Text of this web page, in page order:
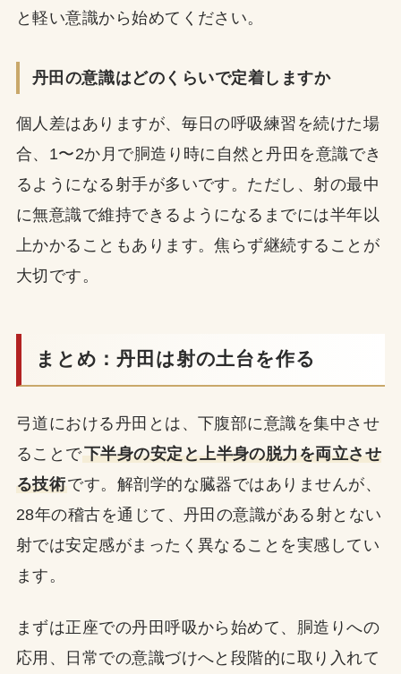
と軽い意識から始めてください。
丹田の意識はどのくらいで定着しますか
個人差はありますが、毎日の呼吸練習を続けた場
合、1〜2か月で胴造り時に自然と丹田を意識でき
るようになる射手が多いです。ただし、射の最中
に無意識で維持できるようになるまでには半年以
上かかることもあります。焦らず継続することが
大切です。
まとめ：丹田は射の土台を作る
弓道における丹田とは、下腹部に意識を集中させ
ることで下半身の安定と上半身の脱力を両立させ
る技術です。解剖学的な臓器ではありませんが、
28年の稽古を通じて、丹田の意識がある射とない
射では安定感がまったく異なることを実感してい
ます。
まずは正座での丹田呼吸から始めて、胴造りへの
応用、日常での意識づけへと段階的に取り入れて